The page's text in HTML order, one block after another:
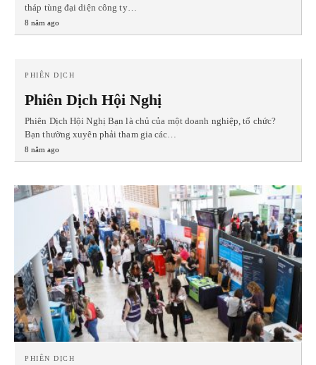
tháp tùng đại diện công ty…
8 năm ago
PHIÊN DỊCH
Phiên Dịch Hội Nghị
Phiên Dịch Hội Nghị Bạn là chủ của một doanh nghiệp, tổ chức?
Bạn thường xuyên phải tham gia các…
8 năm ago
PHIÊN DỊCH